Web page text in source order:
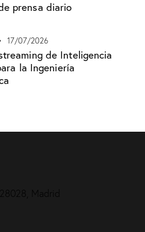
prensa diario
17/07/2026
de Inteligencia
la Ingeniería
Madrid